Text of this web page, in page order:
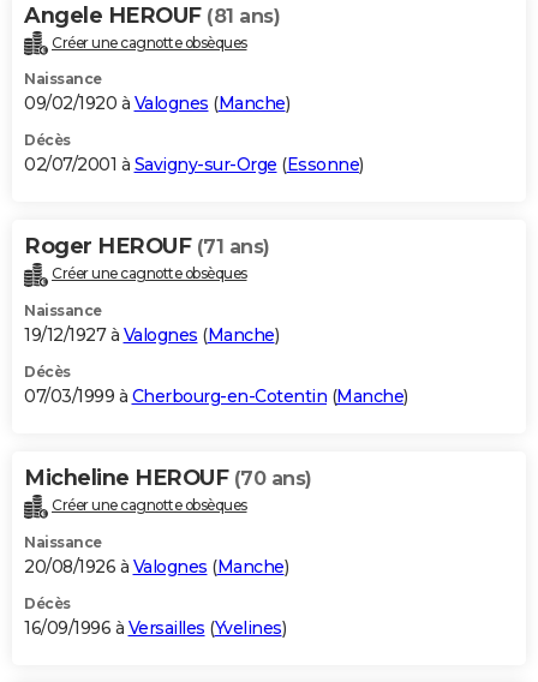
Angele HEROUF (81 ans)
Créer une cagnotte obsèques
Naissance
09/02/1920 à Valognes (Manche)
Décès
02/07/2001 à Savigny-sur-Orge (Essonne)
Roger HEROUF (71 ans)
Créer une cagnotte obsèques
Naissance
19/12/1927 à Valognes (Manche)
Décès
07/03/1999 à Cherbourg-en-Cotentin (Manche)
Micheline HEROUF (70 ans)
Créer une cagnotte obsèques
Naissance
20/08/1926 à Valognes (Manche)
Décès
16/09/1996 à Versailles (Yvelines)